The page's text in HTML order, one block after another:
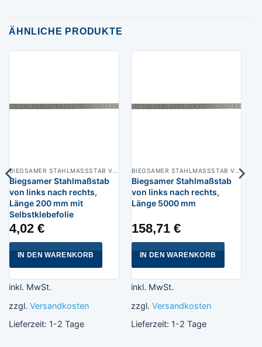
ÄHNLICHE PRODUKTE
Biegsamer Stahlmaßstab
von links nach rechts,
Länge 200 mm mit
Selbstklebefolie
4,02 €
IN DEN WARENKORB
inkl. MwSt.
zzgl. Versandkosten
Lieferzeit: 1-2 Tage
BIEGSAMER STAHLMASSSTAB VON LINKS NACH RECHTS
Biegsamer Stahlmaßstab
von links nach rechts,
Länge 5000 mm
158,71 €
IN DEN WARENKORB
inkl. MwSt.
zzgl. Versandkosten
Lieferzeit: 1-2 Tage